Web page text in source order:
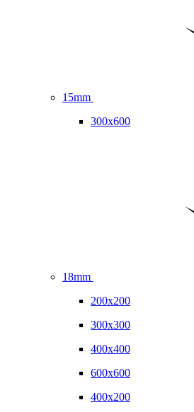
15mm
300x600
18mm
200x200
300x300
400x400
600x600
400x200